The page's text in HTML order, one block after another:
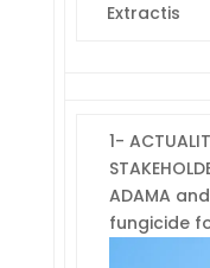
Extractis
1-
ADAMA
fungicide